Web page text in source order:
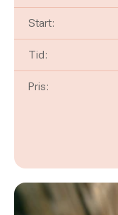
Start:
Tid:
Pris: